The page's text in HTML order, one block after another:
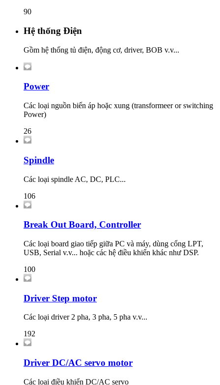
90
Hệ thống Điện
Gồm hệ thống tủ điện, động cơ, driver, BOB v.v...
Power
Các loại nguồn biến áp hoặc xung (transformeer or switching
Power)
26
Spindle
Các loại spindle AC, DC, PLC...
106
Break Out Board, Controller
Các loại board giao tiếp giữa PC và máy, dùng cổng LPT,
USB, Serial v.v... hoặc các hệ điều khiển khác như DSP.
100
Driver Step motor
Các loại driver 2 pha, 3 pha, 5 pha v.v...
192
Driver DC/AC servo motor
Các loại điều khiển DC/AC servo